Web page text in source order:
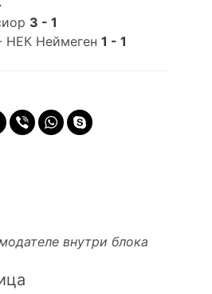
3 - 1
НЕК Неймеген 1 - 1
внутри блока